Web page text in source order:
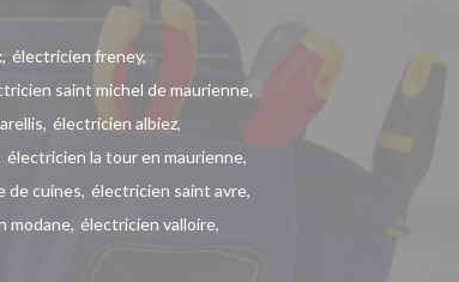
électricien freney
saint michel de maurienne
électricien albiez
électricien la tour en maurienne
de cuines électricien saint avre
modane électricien valloire